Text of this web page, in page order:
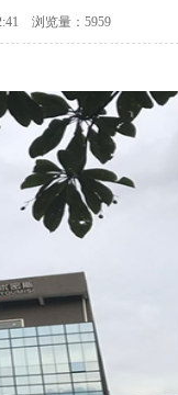
浏览量：5959